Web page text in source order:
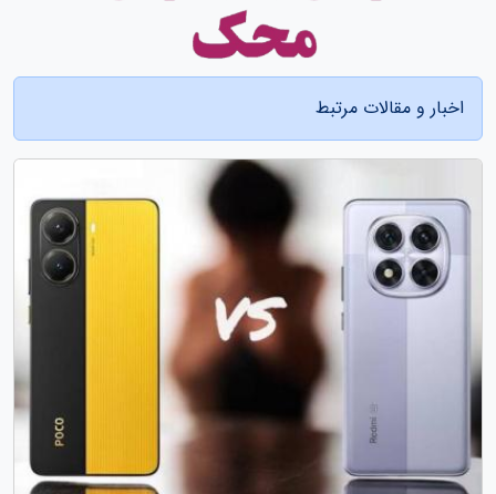
اخبار و مقالات مرتبط